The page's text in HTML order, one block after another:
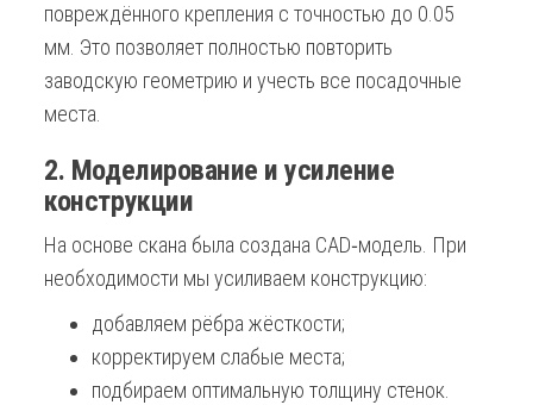
повреждённого крепления с точностью до 0.05
мм. Это позволяет полностью повторить
заводскую геометрию и учесть все посадочные
места.
2. Моделирование и усиление
конструкции
На основе скана была создана CAD‑модель. При
необходимости мы усиливаем конструкцию:
добавляем рёбра жёсткости;
корректируем слабые места;
подбираем оптимальную толщину стенок.